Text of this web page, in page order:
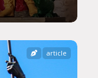
article